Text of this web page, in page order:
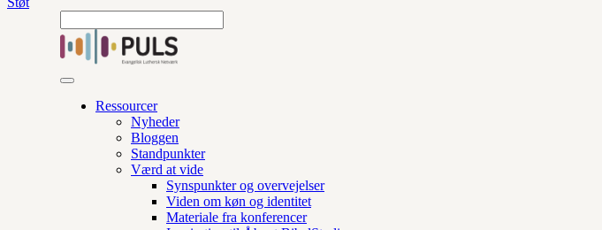
Ressourcer
Nyheder
Bloggen
Standpunkter
Værd at vide
Synspunkter og overvejelser
Viden om køn og identitet
Materiale fra konferencer